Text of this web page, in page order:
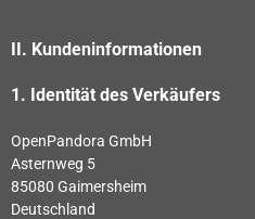
II. Kundeninformationen
1. Identität des Verkäufers
OpenPandora GmbH
Asternweg 5
85080 Gaimersheim
Deutschland